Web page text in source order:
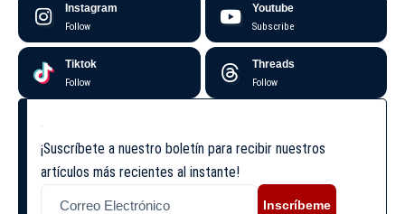
Instagram
Follow
Youtube
Subscribe
Tiktok
Follow
Threads
Follow
¡Suscríbete a nuestro boletín para recibir nuestros
artículos más recientes al instante!
Inscríbeme